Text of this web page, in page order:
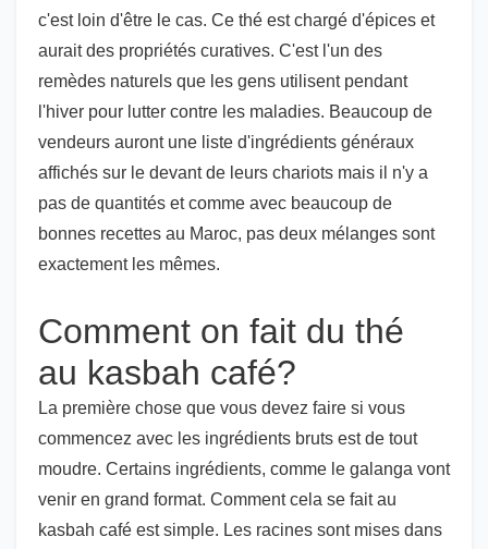
c'est loin d'être le cas. Ce thé est chargé d'épices et
aurait des propriétés curatives. C'est l'un des
remèdes naturels que les gens utilisent pendant
l'hiver pour lutter contre les maladies. Beaucoup de
vendeurs auront une liste d'ingrédients généraux
affichés sur le devant de leurs chariots mais il n'y a
pas de quantités et comme avec beaucoup de
bonnes recettes au Maroc, pas deux mélanges sont
exactement les mêmes.
Comment on fait du thé
au kasbah café?
La première chose que vous devez faire si vous
commencez avec les ingrédients bruts est de tout
moudre. Certains ingrédients, comme le galanga vont
venir en grand format. Comment cela se fait au
kasbah café est simple. Les racines sont mises dans